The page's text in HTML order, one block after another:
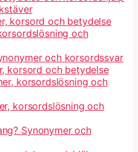
korsord och betydelse
och
och korsordssvar
korsord och betydelse
korsordslösning och
korsordslösning och
Synonymer och